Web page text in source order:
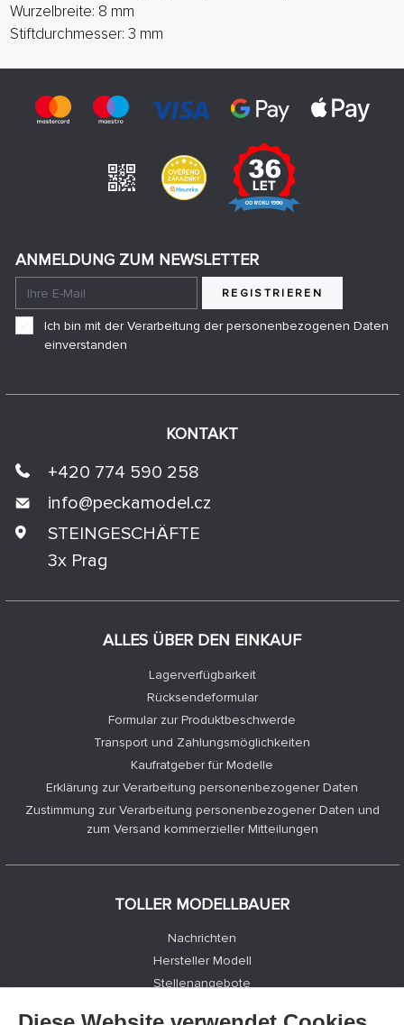
Wurzelbreite: 8 mm
Stiftdurchmesser: 3 mm
ALLES ÜBER DEN EINKAUF
Lagerverfügbarkeit
Rücksendeformular
Formular zur Produktbeschwerde
Transport und Zahlungsmöglichkeiten
Kaufratgeber für Modelle
Erklärung zur Verarbeitung personenbezogener Daten
Zustimmung zur Verarbeitung personenbezogener Daten und
zum Versand kommerzieller Mitteilungen
TOLLER MODELLBAUER
Nachrichten
Hersteller Modell
Stellenangebote
KONTAKT
+420 774 590 258
info@peckamodel.cz
STEINGESCHÄFTE
3x Prag
ANMELDUNG ZUM NEWSLETTER
REGISTRIEREN
Ich bin mit der Verarbeitung der personenbezogenen Daten
einverstanden